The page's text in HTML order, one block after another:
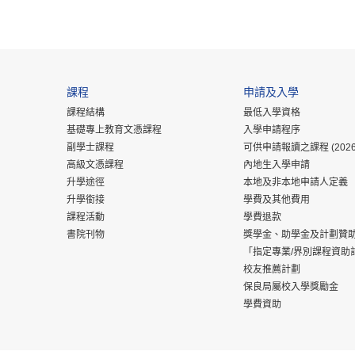
課程
課程結構
基礎專上教育文憑課程
副學士課程
高級文憑課程
升學途徑
升學銜接
課程活動
書院刊物
申請及入學
最低入學資格
入學申請程序
可供申請報讀之課程
內地生入學申請
本地及非本地申請人定義
學費及其他費用
學費退款
獎學金、助學金及計劃贊
「指定專業/界別課程資
校友推薦計劃
保良局屬校入學獎勵金
學費資助